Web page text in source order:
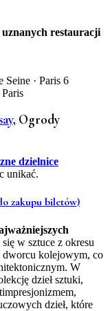
uznanych restauracji
Seine · Paris 6
, Ogrody
dzielnice
unikać.
zakupu biletów)
w sztuce z okresu
dworcu kolejowym, co
W
dzieł sztuki,
dzieł, które